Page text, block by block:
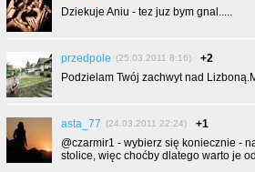
Dziekuje Aniu - tez juz bym gnal.....
przedpole (25.03.2011 8:16)
+2
Podzielam Twój zachwyt nad
asta_77 (24.03.2011 22:24)
+1
@czarmir1 - wybierz się koniecznie -
stolice, więc choćby dlatego warto je